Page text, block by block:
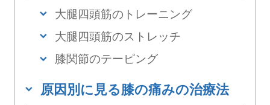
大腿四頭筋のトレーニング
大腿四頭筋のストレッチ
膝関節のテーピング
原因別に見る膝の痛みの治療法